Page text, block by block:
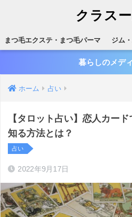
クラス
まつ毛エクステ・まつ毛パーマ ジム
暮らしのメデ
ホーム 占い
【タロット占い】恋人カー
知る方法とは？
占い
2022年9月17日